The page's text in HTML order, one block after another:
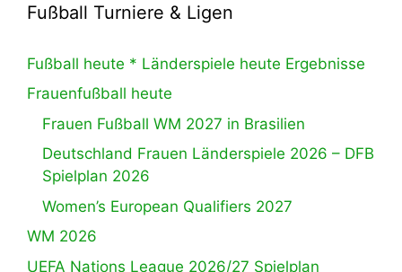
Fußball Turniere & Ligen
Fußball heute * Länderspiele heute Ergebnisse
Frauenfußball heute
Frauen Fußball WM 2027 in Brasilien
Deutschland Frauen Länderspiele 2026 – DFB
Spielplan 2026
Women’s European Qualifiers 2027
WM 2026
UEFA Nations League 2026/27 Spielplan